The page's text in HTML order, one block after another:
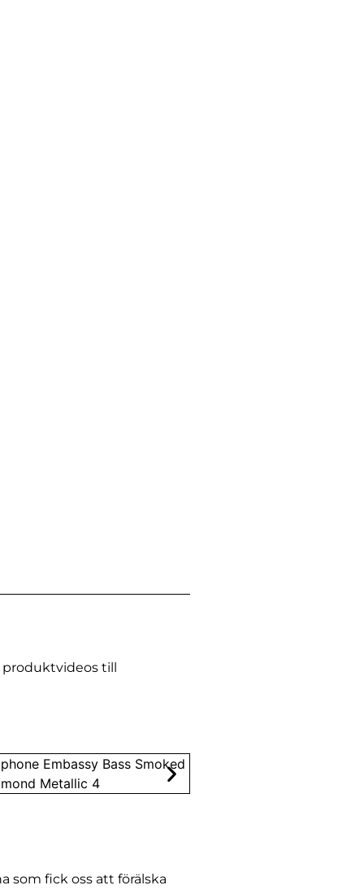
produktvideos till
som fick oss att förälska